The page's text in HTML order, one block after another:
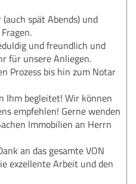
spät Abends) und
und freundlich und
für unsere Anliegen.
Prozess bis hin zum Notar
Ihm begleitet! Wir können
empfehlen! Gerne wenden
Immobilien an Herrn
an das gesamte VON
exzellente Arbeit und den